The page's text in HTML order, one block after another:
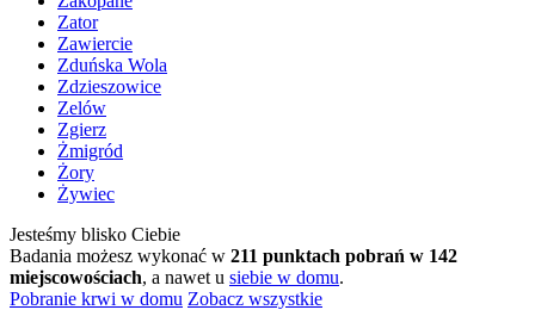
Zator
Zawiercie
Zduńska Wola
Zdzieszowice
Zelów
Zgierz
Żmigród
Żory
Żywiec
Jesteśmy blisko Ciebie
Badania możesz wykonać w 211 punktach pobrań w 142
miejscowościach, a nawet u siebie w domu.
Pobranie krwi w domu Zobacz wszystkie